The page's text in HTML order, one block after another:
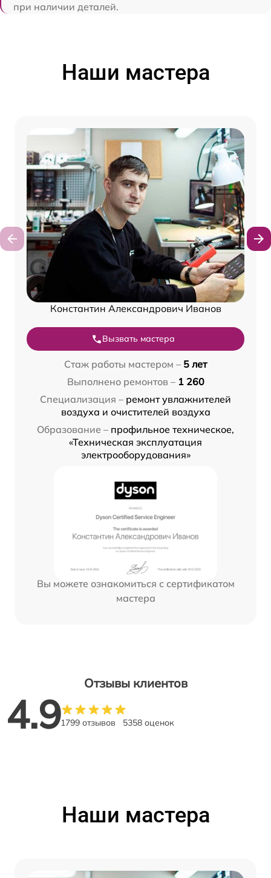
при наличии деталей.
Наши мастера
Константин Александрович Иванов
Вызвать мастера
Стаж работы мастером – 5 лет
Выполнено ремонтов – 1 260
Специализация – ремонт увлажнителей
воздуха и очистителей воздуха
Образование – профильное техническое,
«Техническая эксплуатация
электрооборудования»
Вы можете ознакомиться с сертификатом
мастера
Отзывы клиентов
4.91799 отзывов 5358 оценок
Наши мастера